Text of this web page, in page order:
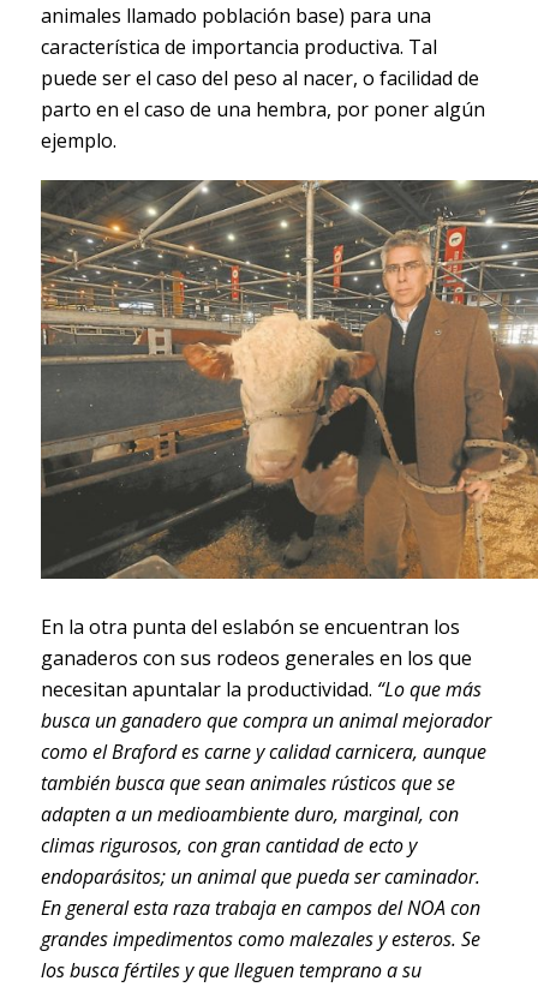
animales llamado población base) para una
característica de importancia productiva. Tal
puede ser el caso del peso al nacer, o facilidad de
parto en el caso de una hembra, por poner algún
ejemplo.
En la otra punta del eslabón se encuentran los
ganaderos con sus rodeos generales en los que
necesitan apuntalar la productividad. “Lo que más
busca un ganadero que compra un animal mejorador
como el Braford es carne y calidad carnicera, aunque
también busca que sean animales rústicos que se
adapten a un medioambiente duro, marginal, con
climas rigurosos, con gran cantidad de ecto y
endoparásitos; un animal que pueda ser caminador.
En general estaraza trabaja en campos del NOA con
grandes impedimentos comomalezales y esteros. Se
los busca fértiles y que lleguen temprano a su